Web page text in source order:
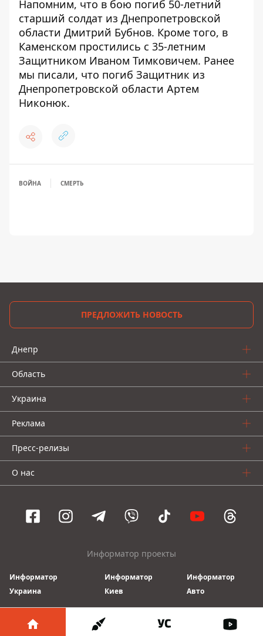
Напомним, что в бою погиб 50-летний
старший солдат из Днепропетровской
области Дмитрий Бубнов. Кроме того, в
Каменском простились с 35-летним
Защитником Иваном Тимковичем. Ранее
мы писали, что погиб Защитник из
Днепропетровской области Артем
Никонюк.
ВОЙНА СМЕРТЬ
ПРЕДЛОЖИТЬ НОВОСТЬ
Днепр
Область
Украина
Реклама
Пресс-релизы
О нас
Информатор проекты
Информатор
Украина
Информатор
Киев
Информатор
Авто
© 2016-2026 Informator